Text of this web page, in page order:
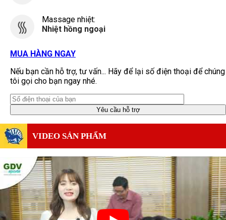
Massage nhiệt:
Nhiệt hồng ngoại
MUA HÀNG NGAY
Nếu bạn cần hỗ trợ, tư vấn... Hãy để lại số điện thoại để chúng
tôi gọi cho bạn ngay nhé.
VIDEO SẢN PHẨM